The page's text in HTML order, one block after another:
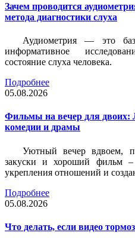
Зачем проводится
метода диагностики слуха
Аудиометрия — это
информативное
состояние слуха человека.
Подробнее
05.08.2026
Фильмы на вечер для двоих:
комедии и драмы
Уютный вечер вдвоем,
закуски и хороший фильм
укрепления отношений и
Подробнее
05.08.2026
Что делать, если видео